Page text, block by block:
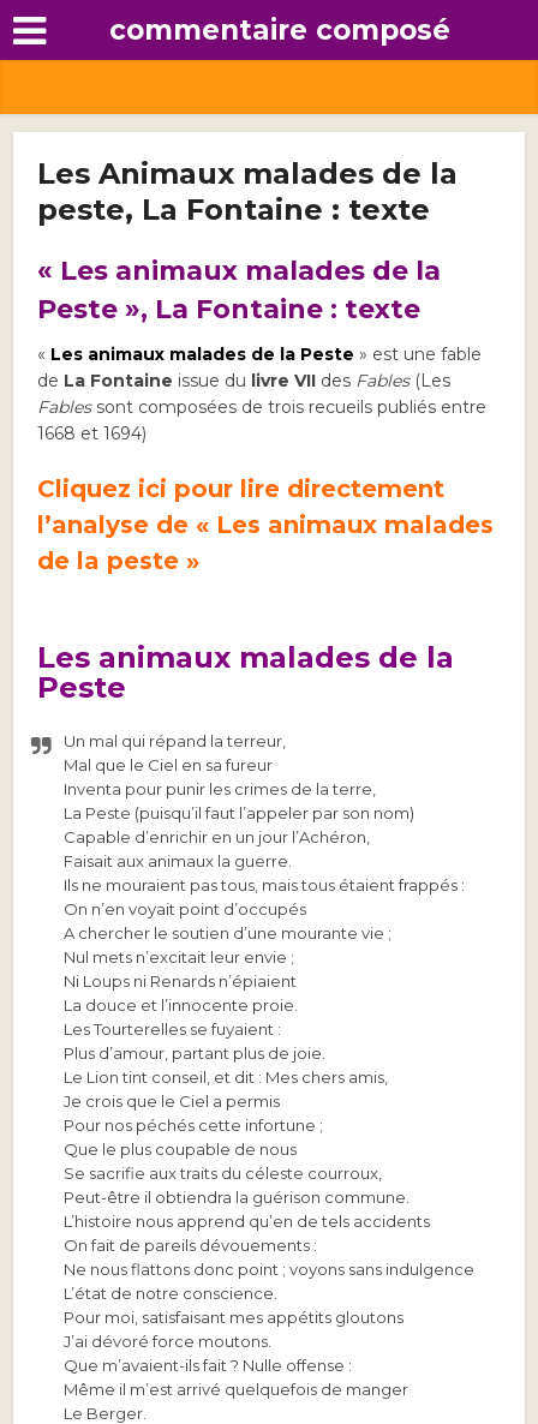
commentaire composé
Les Animaux malades de la
peste, La Fontaine : texte
« Les animaux malades de la
Peste », La Fontaine : texte
« Les animaux malades de la Peste » est une fable
de La Fontaine issue du livre VII des Fables(Les
Fablessont composées de trois recueils publiés entre
1668 et 1694)
Cliquez ici pour lire directement
l’analyse de « Les animaux malades
de la peste »
Les animaux malades de la
Peste
Un mal qui répand la terreur,
Mal que le Ciel en sa fureur
Inventa pour punir les crimes de la terre,
La Peste (puisqu’il faut l’appeler par son nom)
Capable d’enrichir en un jour l’Achéron,
Faisait aux animaux la guerre.
Ils ne mouraient pas tous, mais tous étaient frappés :
On n’en voyait point d’occupés
A chercher le soutien d’une mourante vie ;
Nul mets n’excitait leur envie ;
Ni Loups ni Renards n’épiaient
La douce et l’innocente proie.
Les Tourterelles se fuyaient :
Plus d’amour, partant plus de joie.
Le Lion tint conseil, et dit : Mes chers amis,
Je crois que le Ciel a permis
Pour nos péchés cette infortune ;
Que le plus coupable de nous
Se sacrifie aux traits du céleste courroux,
Peut-être il obtiendra la guérison commune.
L’histoire nous apprend qu’en de tels accidents
On fait de pareils dévouements :
Ne nous flattons donc point ; voyons sans indulgence
L’état de notre conscience.
Pour moi, satisfaisant mes appétits gloutons
J’ai dévoré force moutons.
Que m’avaient-ils fait ? Nulle offense :
Même il m’est arrivé quelquefois de manger
Le Berger.